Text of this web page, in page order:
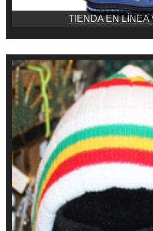
TIENDA EN LÍNEA